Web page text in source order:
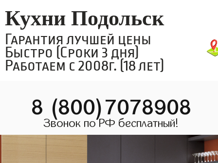
Кухни Подольск
Гарантия лучшей цены
Быстро (Сроки 3 дня)
Работаем с 2008г. (18 лет)
8 (800)7078908
Звонок по РФ бесплатный!